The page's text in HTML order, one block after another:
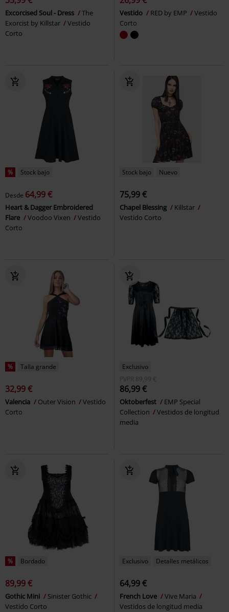
Excorcised Soul - Dress
The
Exorcist by Killstar
Vestido
Corto
Vestido RED by EMP
Vestido
Corto
% Stock bajo
Desde 64,99 €
Heart & Dagger Embroidered
Flare
Voodoo Vixen
Vestido
Corto
Stock bajo Nuevo
75,99 €
Chapel Blessing
Killstar
Vestido Corto
% Talla grande
32,99 €
Valencia Outer Vision
Vestido
Corto
Exclusivo
PVPR 89,99 €
86,99 €
Oktoberfest
EMP Special
Collection
Vestidos de longitud
media
% Bordado
89,99 €
Gothic Mini
Sinister Gothic
Vestido Corto
Exclusivo Detalles metálicos
64,99 €
French Love
Vive Maria
Vestidos de longitud media